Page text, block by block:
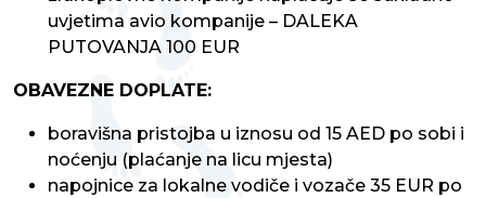
uvjetima avio kompanije – DALEKA
PUTOVANJA 100 EUR
OBAVEZNE DOPLATE:
boravišna pristojba u iznosu od 15 AED po sobi i
noćenju (plaćanje na licu mjesta)
napojnice za lokalne vodiče i vozače 35 EUR po